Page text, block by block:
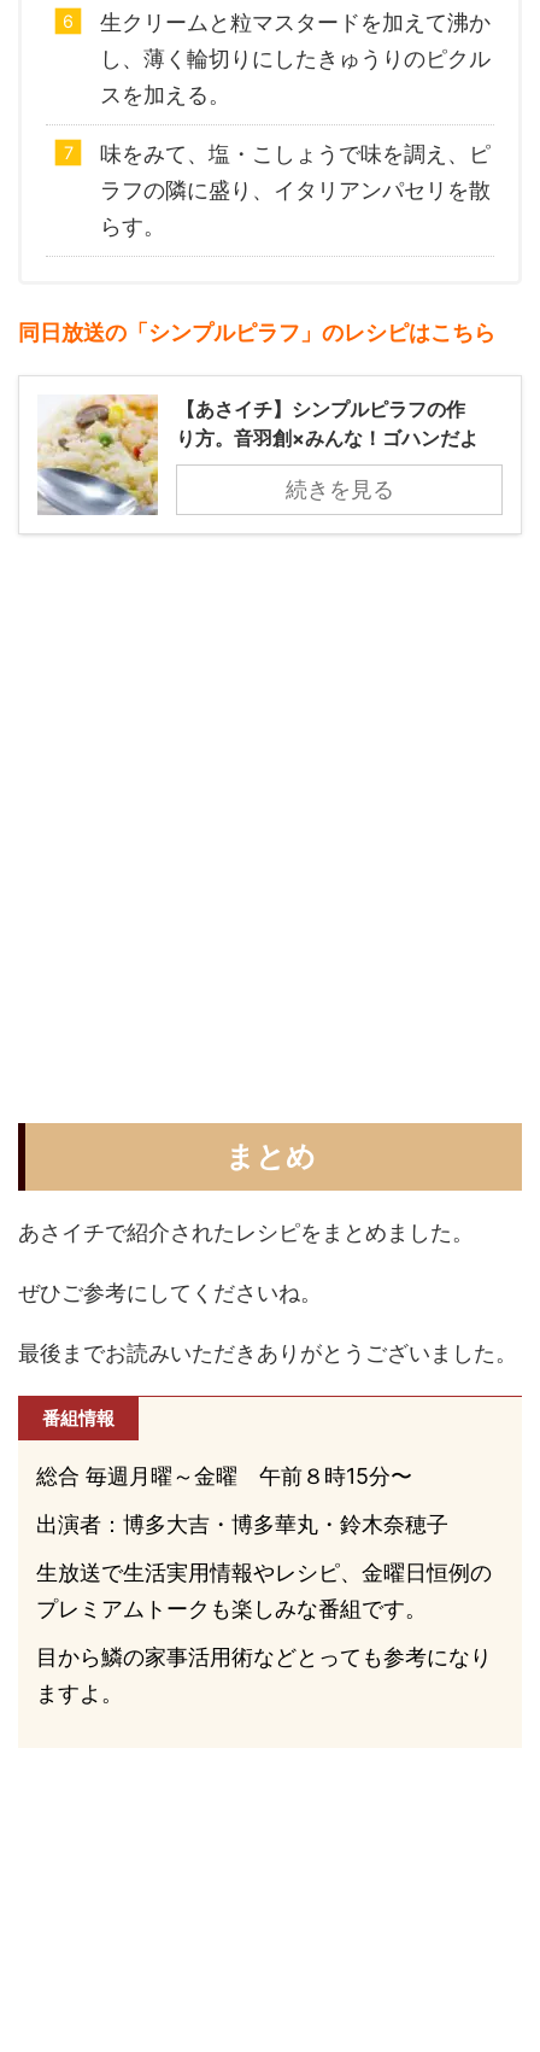
生クリームと粒マスタードを加えて沸か
し、薄く輪切りにしたきゅうりのピクル
スを加える。
味をみて、塩・こしょうで味を調え、ピ
ラフの隣に盛り、イタリアンパセリを散
らす。
同日放送の「シンプルピラフ」のレシピはこちら
【あさイチ】シンプルピラフの作
り方。音羽創×みんな！ゴハンだよ
続きを見る
まとめ
あさイチで紹介されたレシピをまとめました。
ぜひご参考にしてくださいね。
最後までお読みいただきありがとうございました。
番組情報
総合 毎週月曜～金曜 午前８時15分〜
出演者：博多大吉・博多華丸・鈴木奈穂子
生放送で生活実用情報やレシピ、金曜日恒例の
プレミアムトークも楽しみな番組です。
目から鱗の家事活用術などとっても参考になり
ますよ。